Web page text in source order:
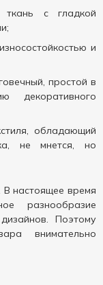
с гладкой
и
простой в
декоративного
обладающий
не мнется, но
В настоящее время
разнообразие
Поэтому
внимательно